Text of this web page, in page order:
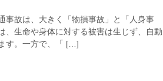
事故は、大きく「物損事故」と「人身事
、生命や身体に対する被害は生じず、自動
す。一方で、「 […]